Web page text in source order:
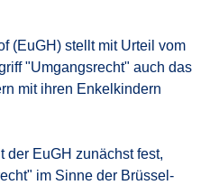
(EuGH) stellt mit Urteil vom
"Umgangsrecht" auch das
mit ihren Enkelkindern
der EuGH zunächst fest,
im Sinne der Brüssel-